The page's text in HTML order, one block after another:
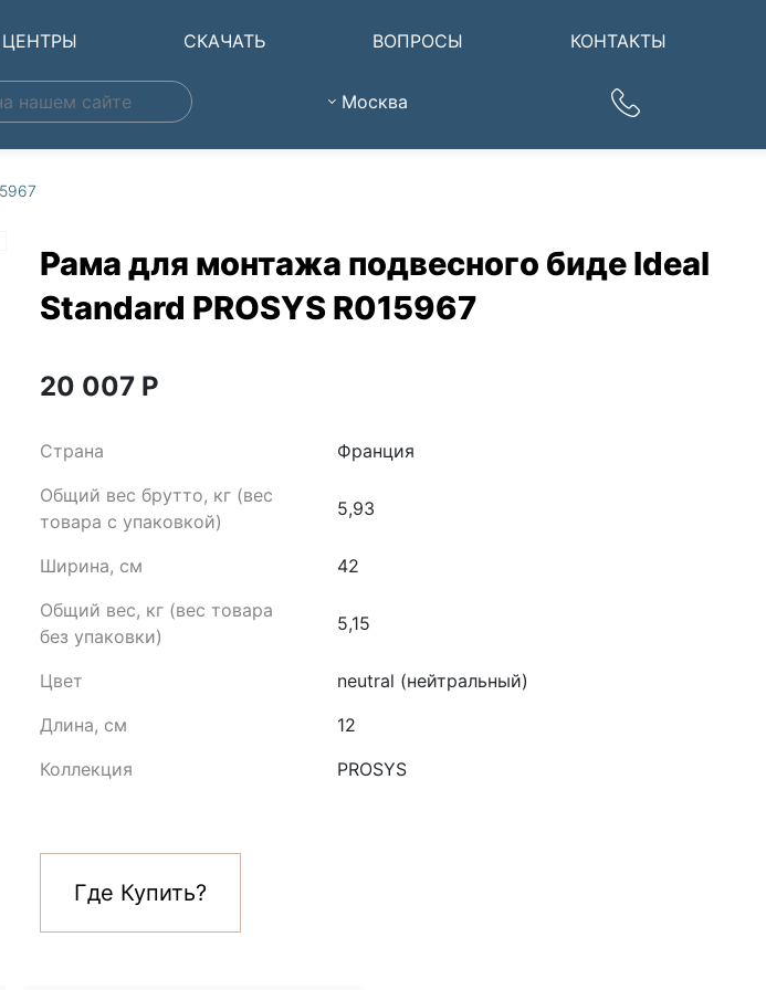
СКАЧАТЬ ВОПРОСЫ КОНТАКТЫ
Москва
Рама для монтажа подвесного биде Ideal
Standard PROSYS R015967
20 007 Р
Страна
Франция
Общий вес брутто, кг (вес
товара с упаковкой)
5,93
Ширина, см
42
Общий вес, кг (вес товара
без упаковки)
5,15
Цвет
neutral (нейтральный)
Длина, см
12
Коллекция
PROSYS
Где Купить?